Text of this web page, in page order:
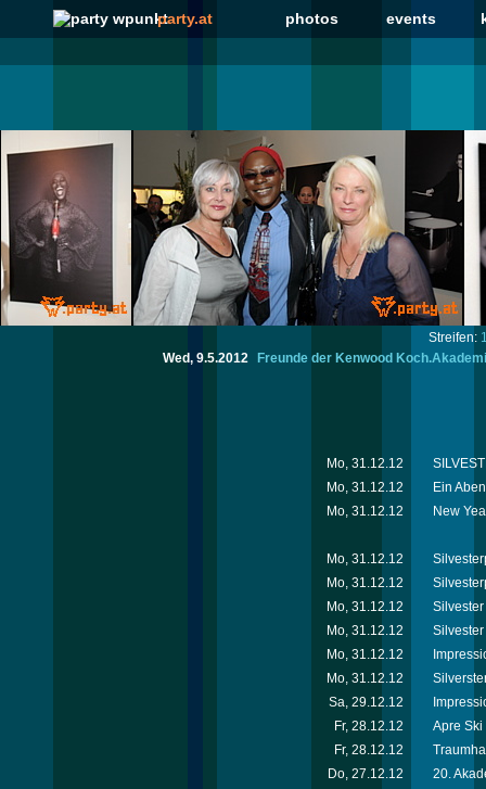
party.at photos events
Streifen:
Wed, 9.5.2012
Freunde der Kenwood
Mo, 31.12.12
Mo, 31.12.12
Ein
Mo, 31.12.12
New
Mo, 31.12.12
Mo, 31.12.12
Mo, 31.12.12
Mo, 31.12.12
Mo, 31.12.12
Mo, 31.12.12
Sa, 29.12.12
Fr, 28.12.12
Apre Ski
Fr, 28.12.12
Do, 27.12.12
20.